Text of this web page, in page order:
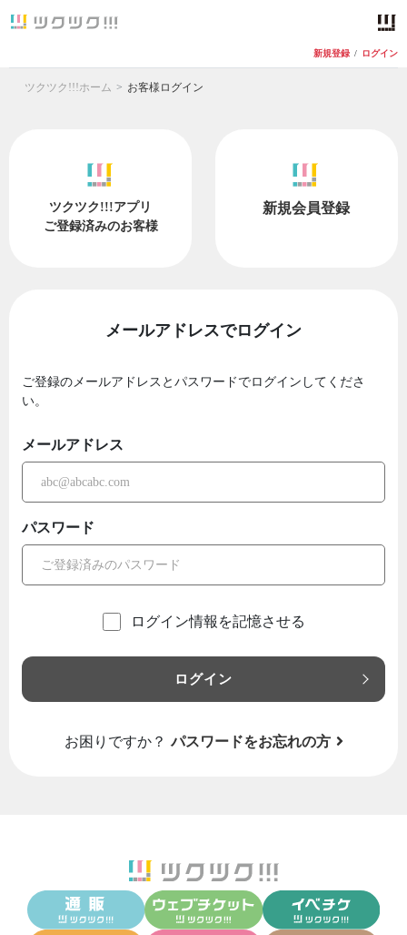
新規登録 / ログイン
ツクツク!!!ホーム お客様ログイン
ツクツク!!!アプリ
ご登録済みのお客様
新規会員登録
メールアドレスでログイン
ご登録のメールアドレスとパスワードでログインしてくださ
い。
メールアドレス
パスワード
ログイン情報を記憶させる
ログイン
お困りですか？ パスワードをお忘れの方